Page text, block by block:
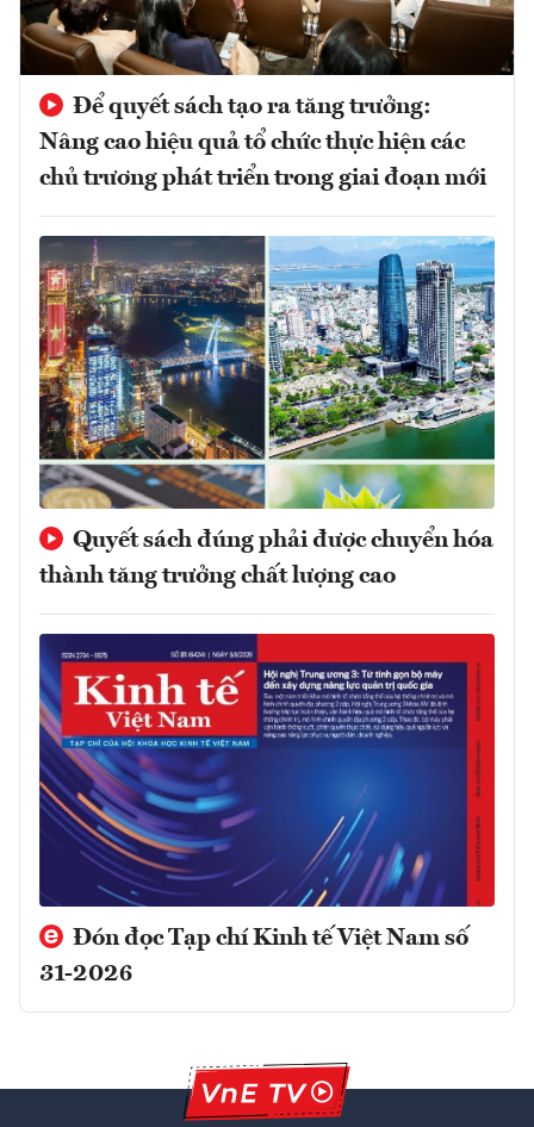
Để quyết sách tạo ra tăng trưởng:
Nâng cao hiệu quả tổ chức thực hiện các
chủ trương phát triển trong giai đoạn mới
Quyết sách đúng phải được chuyển hóa
thành tăng trưởng chất lượng cao
Đón đọc Tạp chí Kinh tế Việt Nam số
31-2026